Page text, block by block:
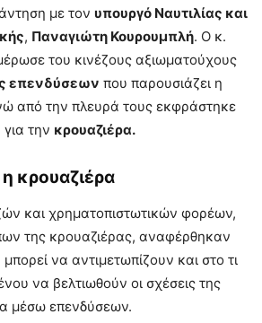
με τον υπουργό Ναυτιλίας και
, Παναγιώτη Κουρουμπλή. Ο κ.
του κινέζους αξιωματούχους
επενδύσεων που παρουσιάζει η
από την πλευρά τους εκφράστηκε
την κρουαζιέρα.
κρουαζιέρα
και χρηματοπιστωτικών φορέων,
της κρουαζιέρας, αναφέρθηκαν
να αντιμετωπίζουν και στο τι
να βελτιωθούν οι σχέσεις της
μέσω επενδύσεων.